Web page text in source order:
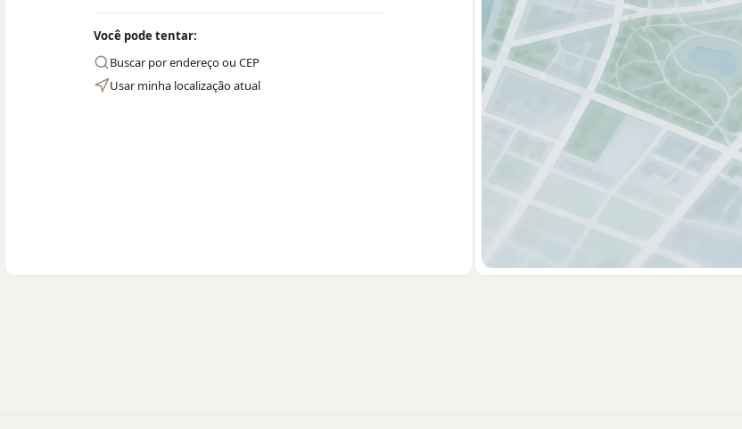
Você pode tentar:
Buscar por endereço ou CEP
Usar minha localização atual